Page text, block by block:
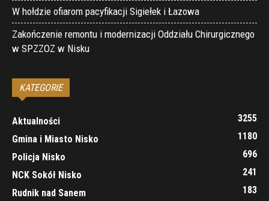
W hołdzie ofiarom pacyfikacji Sigiełek i Łazowa
Zakończenie remontu i modernizacji Oddziału Chirurgicznego
w SPZZOZ w Nisku
KATEGORIE
Aktualności
3255
Gmina i Miasto Nisko
1180
Policja Nisko
696
NCK Sokół Nisko
241
Rudnik nad Sanem
183